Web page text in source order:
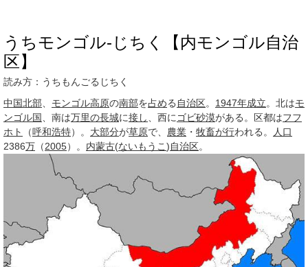
うちモンゴル‐じちく【内モンゴル自治
区】
読み方：うちもんごるじちく
中国北部
モンゴル高原の南部を占める 自治区。 1947年成立。北はモ
ンゴル国
、南は万里の長城に接し 、西に ゴビ砂漠がある。区都はフフ
ホト
（呼和浩特）。 大部分が草原で、 農業 ・ 牧畜が行われる。
人口
2386万 （2005）。 内蒙古(ないもうこ )自治区。